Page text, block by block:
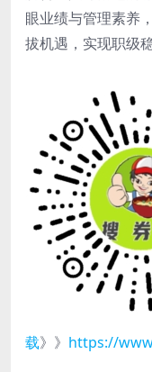
眼业绩与管理素养
拔机遇，实现职级
载》》 https://